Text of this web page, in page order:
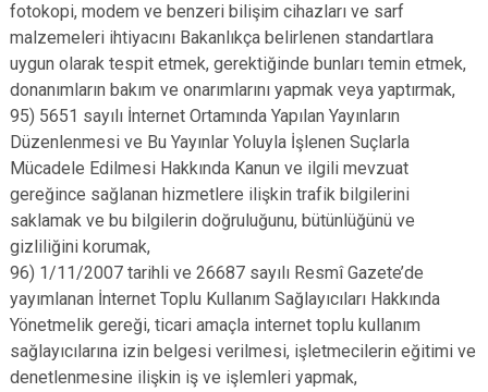
fotokopi, modem ve benzeri bilişim cihazları ve sarf
malzemeleri ihtiyacını Bakanlıkça belirlenen standartlara
uygun olarak tespit etmek, gerektiğinde bunları temin etmek,
donanımların bakım ve onarımlarını yapmak veya yaptırmak,
95) 5651 sayılı İnternet Ortamında Yapılan Yayınların
Düzenlenmesi ve Bu Yayınlar Yoluyla İşlenen Suçlarla
Mücadele Edilmesi Hakkında Kanun ve ilgili mevzuat
gereğince sağlanan hizmetlere ilişkin trafik bilgilerini
saklamak ve bu bilgilerin doğruluğunu, bütünlüğünü ve
gizliliğini korumak,
96) 1/11/2007 tarihli ve 26687 sayılı Resmî Gazete’de
yayımlanan İnternet Toplu Kullanım Sağlayıcıları Hakkında
Yönetmelik gereği, ticari amaçla internet toplu kullanım
sağlayıcılarına izin belgesi verilmesi, işletmecilerin eğitimi ve
denetlenmesine ilişkin iş ve işlemleri yapmak,